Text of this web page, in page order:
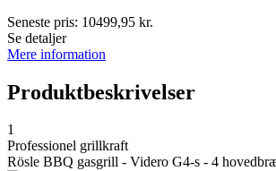
Seneste pris: 10499,95 kr.
Se detaljer
Mere information
Produktbeskrivelser
1
Professionel grillkraft
Rösle BBQ gasgrill - Videro G4-s - 4